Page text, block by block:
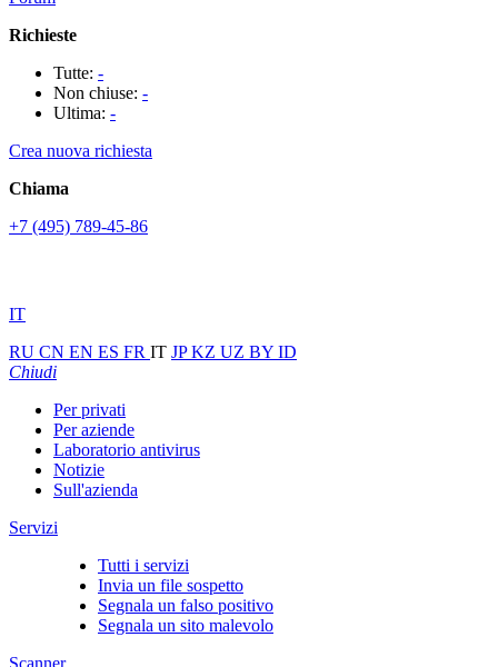
Richieste
Tutte: -
Non chiuse: -
Ultima: -
Crea nuova richiesta
Chiama
+7 (495) 789-45-86
IT
RU CN EN ES FR IT JPKZ UZ BY ID
Chiudi
Per privati
Per aziende
Laboratorio antivirus
Notizie
Sull'azienda
Servizi
Tutti i servizi
Invia un file sospetto
Segnala un falso positivo
Segnala un sito malevolo
Scanner